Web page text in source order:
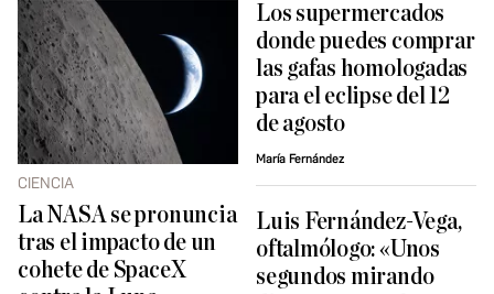
CIENCIA
La NASA se pronuncia
tras el impacto de un
cohete de SpaceX
Los supermercados
donde puedes comprar
las gafas homologadas
para el eclipse del 12
de agosto
María Fernández
Luis Fernández-Vega,
oftalmólogo: «Unos
segundos mirando